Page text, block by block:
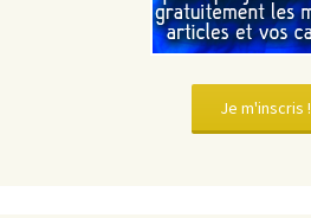
Je m'inscris !